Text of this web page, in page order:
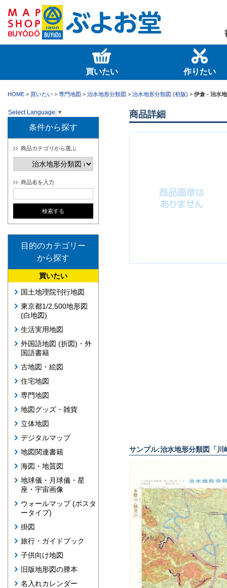
買いたい 作りたい
HOME > 買いたい > 専門地図 > 治水地形分類図 > 治水地形分類図 (初版) > 伊倉 - 治水
Select Language ▼
条件から探す
商品カテゴリから選ぶ
商品名を入力
目的のカテゴリー
から探す
買いたい
国土地理院刊行地図
東京都1/2,500地形図
(白地図)
生活実用地図
外国語地図 (折図)・外
国語書籍
古地図・絵図
住宅地図
専門地図
地図グッズ・雑貨
立体地図
デジタルマップ
地図関連書籍
海図・地質図
地球儀・月球儀・星
座・宇宙画像
ウォールマップ (ポスタ
ータイプ)
掛図
旅行・ガイドブック
子供向け地図
旧版地形図の謄本
名入れカレンダー
商品詳細
サンプル:治水地形分類図「川